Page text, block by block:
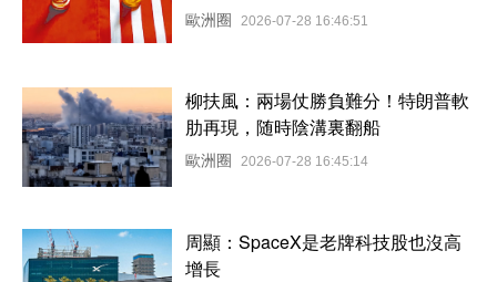
歐洲圈 2026-07-28 16:46:51
柳扶風：兩場仗勝負難分！特朗普軟
肋再現，随時陰溝裏翻船
歐洲圈 2026-07-28 16:45:14
周顯：SpaceX是老牌科技股也沒高
增長